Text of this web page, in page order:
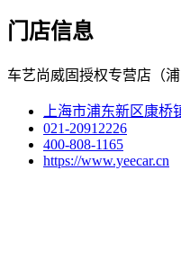
门店信息
车艺尚威固授权专营店（浦
上海市浦东新区康桥
021-20912226
400-808-1165
https://www.yeecar.cn